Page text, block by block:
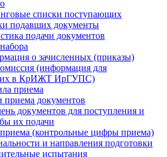
списки поступающих
подавших документы
подачи документов
о зачисленных (приказы)
(информация для
в КрИЖТ ИрГУПС)
приема
приема документов
документов для поступления и
их подачи
(контрольные цифры приема)
и направления подготовки
испытания